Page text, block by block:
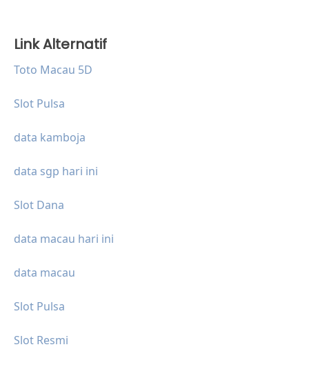
Link Alternatif
Toto Macau 5D
Slot Pulsa
data kamboja
data sgp hari ini
Slot Dana
data macau hari ini
data macau
Slot Pulsa
Slot Resmi